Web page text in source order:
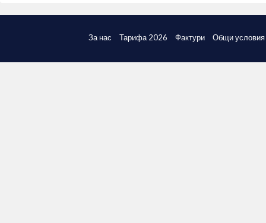
За нас Тарифа 2026 Фактури Общи условия